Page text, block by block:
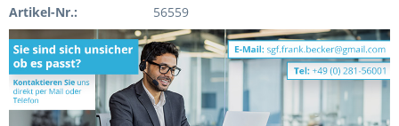
Artikel-Nr.: 56559